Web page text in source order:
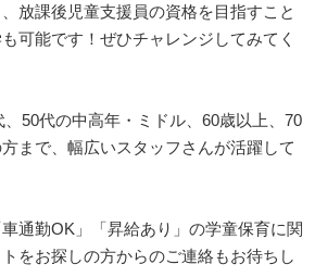
放課後児童支援員の資格を目指すこと
可能です！ぜひチャレンジしてみてく
50代の中高年・ミドル、60歳以上、70
まで、幅広いスタッフさんが活躍して
通勤OK」「昇給あり」の学童保育に関
をお探しの方からのご連絡もお待ちし